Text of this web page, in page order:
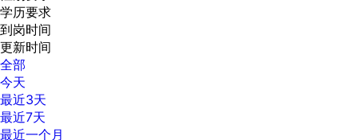
学历要求
到岗时间
更新时间
全部
今天
最近3天
最近7天
最近一个月